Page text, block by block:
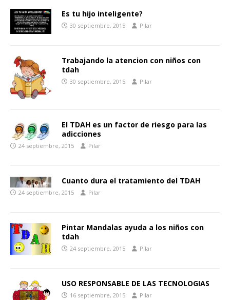
Es tu hijo inteligente?
30 septiembre, 2015 Pilar
Trabajando la atencion con niños con
tdah
30 septiembre, 2015 Pilar
El TDAH es un factor de riesgo para las
adicciones
24 septiembre, 2015 Pilar
Cuanto dura el tratamiento del TDAH
24 septiembre, 2015 Pilar
Pintar Mandalas ayuda a los niños con
tdah
24 septiembre, 2015 Pilar
USO RESPONSABLE DE LAS TECNOLOGIAS
16 septiembre, 2015 Pilar